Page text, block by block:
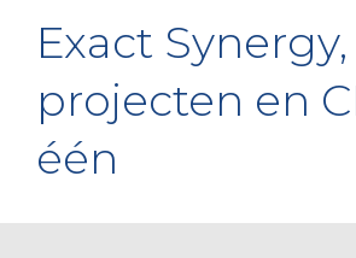
Exact Synergy,
projecten en
één